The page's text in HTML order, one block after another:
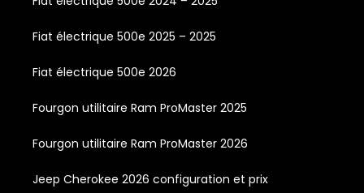
Fiat électrique 500e 2025 – 2025
Fiat électrique 500e 2026
Fourgon utilitaire Ram ProMaster 2025
Fourgon utilitaire Ram ProMaster 2026
Jeep Cherokee 2026 configuration et prix